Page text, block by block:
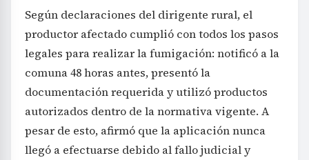
Según declaraciones del dirigente rural, el
productor afectado cumplió con todos los pasos
legales para realizar la fumigación: notificó a la
comuna 48 horas antes, presentó la
documentación requerida y utilizó productos
autorizados dentro de la normativa vigente. A
pesar de esto, afirmó que la aplicación nunca
llegó a efectuarse debido al fallo judicial y